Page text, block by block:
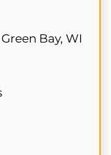
Bay, WI